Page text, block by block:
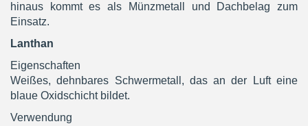
hinaus kommt es als Münzmetall und Dachbelag zum
Einsatz.
Lanthan
Eigenschaften
Weißes, dehnbares Schwermetall, das an der Luft eine
blaue Oxidschicht bildet.
Verwendung